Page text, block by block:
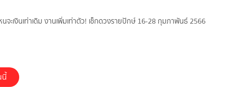
นจะเงินเท่าเดิม งานเพิ่มเท่าตัว! เช็กดวงรายปักษ์ 16-28 กุมภาพันธ์ 2566
นี้